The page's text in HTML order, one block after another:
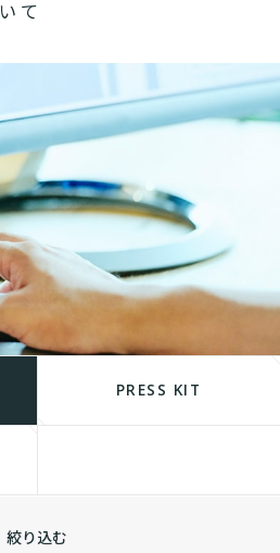
い て
PRESS KIT
絞り込む